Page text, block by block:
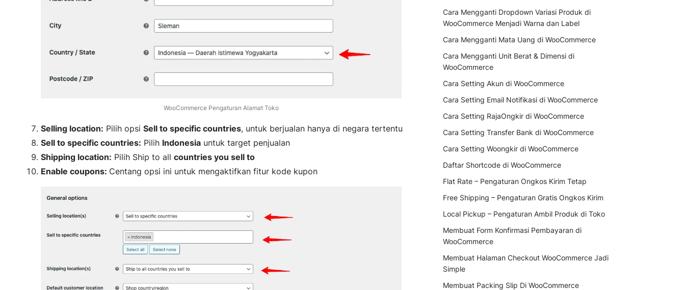
WooCommerce Pengaturan Alamat Toko
Selling location: Pilih opsi Sell to specific countries, untuk berjualan hanya di negara tertentu
Sell to specific countries: Pilih Indonesia untuk target penjualan
Shipping location: Pilih Ship to all countries you sell to
Enable coupons: Centang opsi ini untuk mengaktifkan fitur kode kupon
Cara Mengganti Dropdown Variasi Produk di
WooCommerce Menjadi Warna dan Label
Cara Mengganti Mata Uang di WooCommerce
Cara Mengganti Unit Berat & Dimensi di
WooCommerce
Cara Setting Akun di WooCommerce
Cara Setting Email Notifikasi di WooCommerce
Cara Setting RajaOngkir di WooCommerce
Cara Setting Transfer Bank di WooCommerce
Cara Setting Woongkir di WooCommerce
Daftar Shortcode di WooCommerce
Flat Rate – Pengaturan Ongkos Kirim Tetap
Free Shipping – Pengaturan Gratis Ongkos Kirim
Local Pickup – Pengaturan Ambil Produk di Toko
Membuat Form Konfirmasi Pembayaran di
WooCommerce
Membuat Halaman Checkout WooCommerce Jadi
Simple
Membuat Packing Slip Di WooCommerce